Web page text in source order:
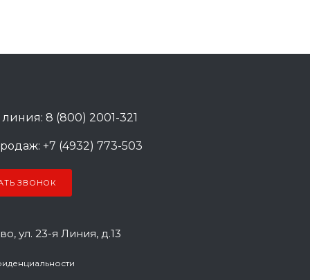
линия: 8 (800) 2001-321
+7 (4932) 773-503
ЗВОНОК
ул. 23-я Линия, д.13